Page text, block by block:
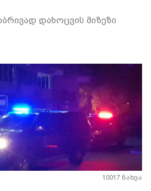
დახოცვის მიზეზი
10017 ნახვა